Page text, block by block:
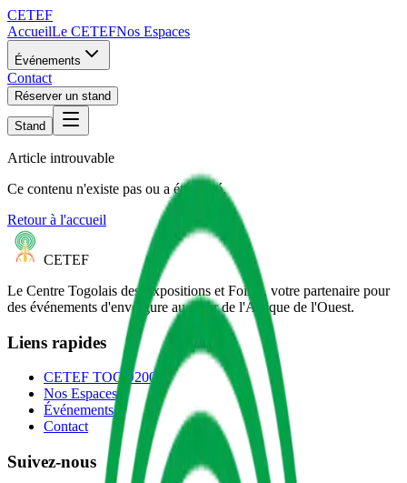
CETEF
AccueilLe CETEFNos Espaces
Événements
Contact
Réserver un stand
Stand
Article introuvable
Ce contenu n'existe pas ou a été retiré.
Retour à l'accueil
CETEF
Le Centre Togolais des Expositions et Foires, votre partenaire pour
des événements d'envergure au cœur de l'Afrique de l'Ouest.
Liens rapides
CETEF TOGO2000
Nos Espaces
Événements
Contact
Suivez-nous